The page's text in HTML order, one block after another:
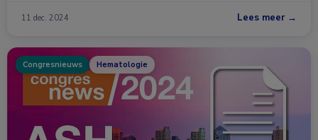
11 dec. 2024 Lees meer →
Congresnieuws Hematologie